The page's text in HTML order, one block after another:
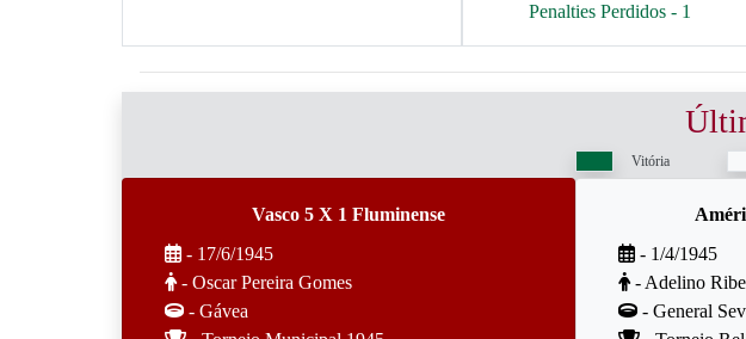
Penalties Perdidos - 1
Vitória
Vasco 5 X 1 Fluminense
- 17/6/1945
- Oscar Pereira Gomes
- Gávea
- 1/4/1945
- Adelino
- General